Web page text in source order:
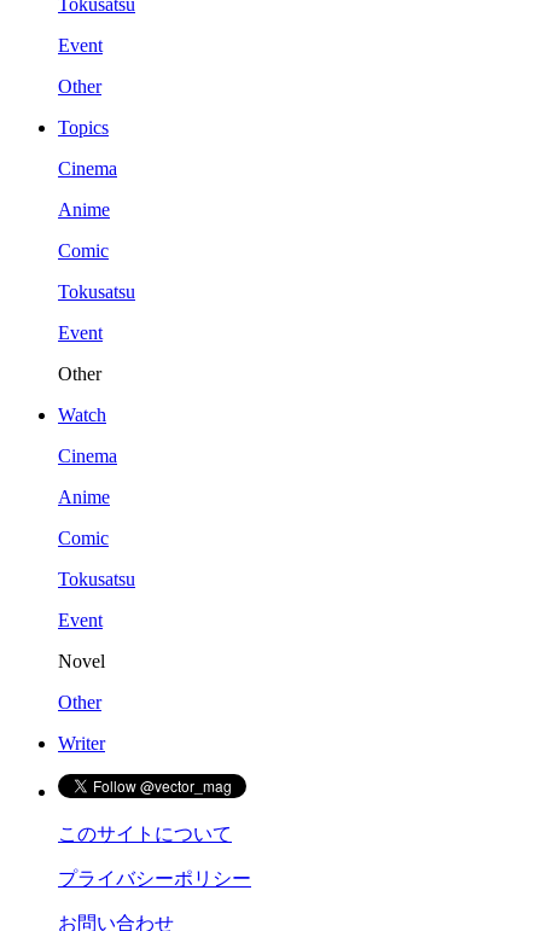
Tokusatsu
Event
Other
Topics
Cinema
Anime
Comic
Tokusatsu
Event
Other
Watch
Cinema
Anime
Comic
Tokusatsu
Event
Novel
Other
Writer
このサイトについて
プライバシーポリシー
お問い合わせ